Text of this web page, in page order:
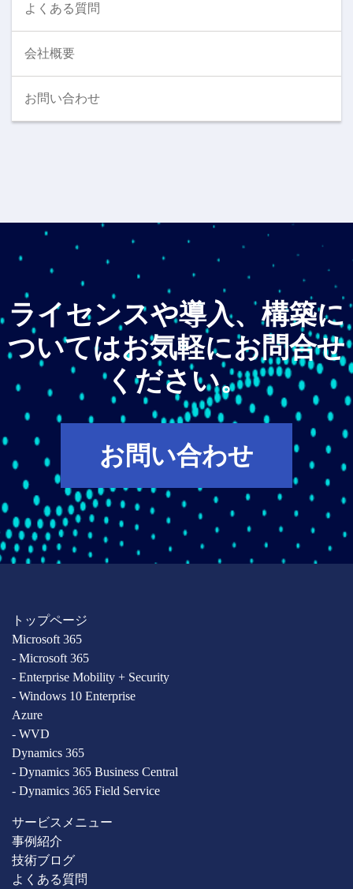
よくある質問
会社概要
お問い合わせ
ライセンスや導入、構築に
ついてはお気軽にお問合せ
ください。
お問い合わせ
トップページ
Microsoft 365
- Microsoft 365
- Enterprise Mobility + Security
- Windows 10 Enterprise
Azure
- WVD
Dynamics 365
- Dynamics 365 Business Central
- Dynamics 365 Field Service
サービスメニュー
事例紹介
技術ブログ
よくある質問